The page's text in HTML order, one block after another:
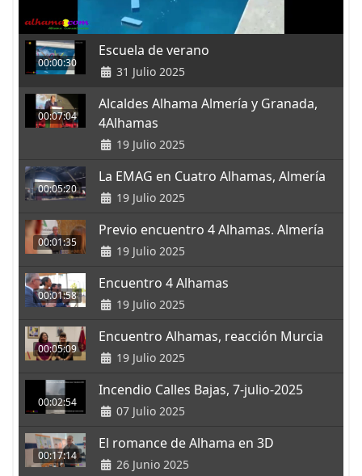
00:00:30
Escuela de verano
31 Julio 2025
00:07:04
Alcaldes Alhama Almería y Granada,
4Alhamas
19 Julio 2025
00:05:20
La EMAG en Cuatro Alhamas, Almería
19 Julio 2025
00:01:35
Previo encuentro 4 Alhamas. Almería
19 Julio 2025
00:01:58
Encuentro 4 Alhamas
19 Julio 2025
00:05:09
Encuentro Alhamas, reacción Murcia
19 Julio 2025
00:02:54
Incendio Calles Bajas, 7-julio-2025
07 Julio 2025
00:17:14
El romance de Alhama en 3D
26 Junio 2025